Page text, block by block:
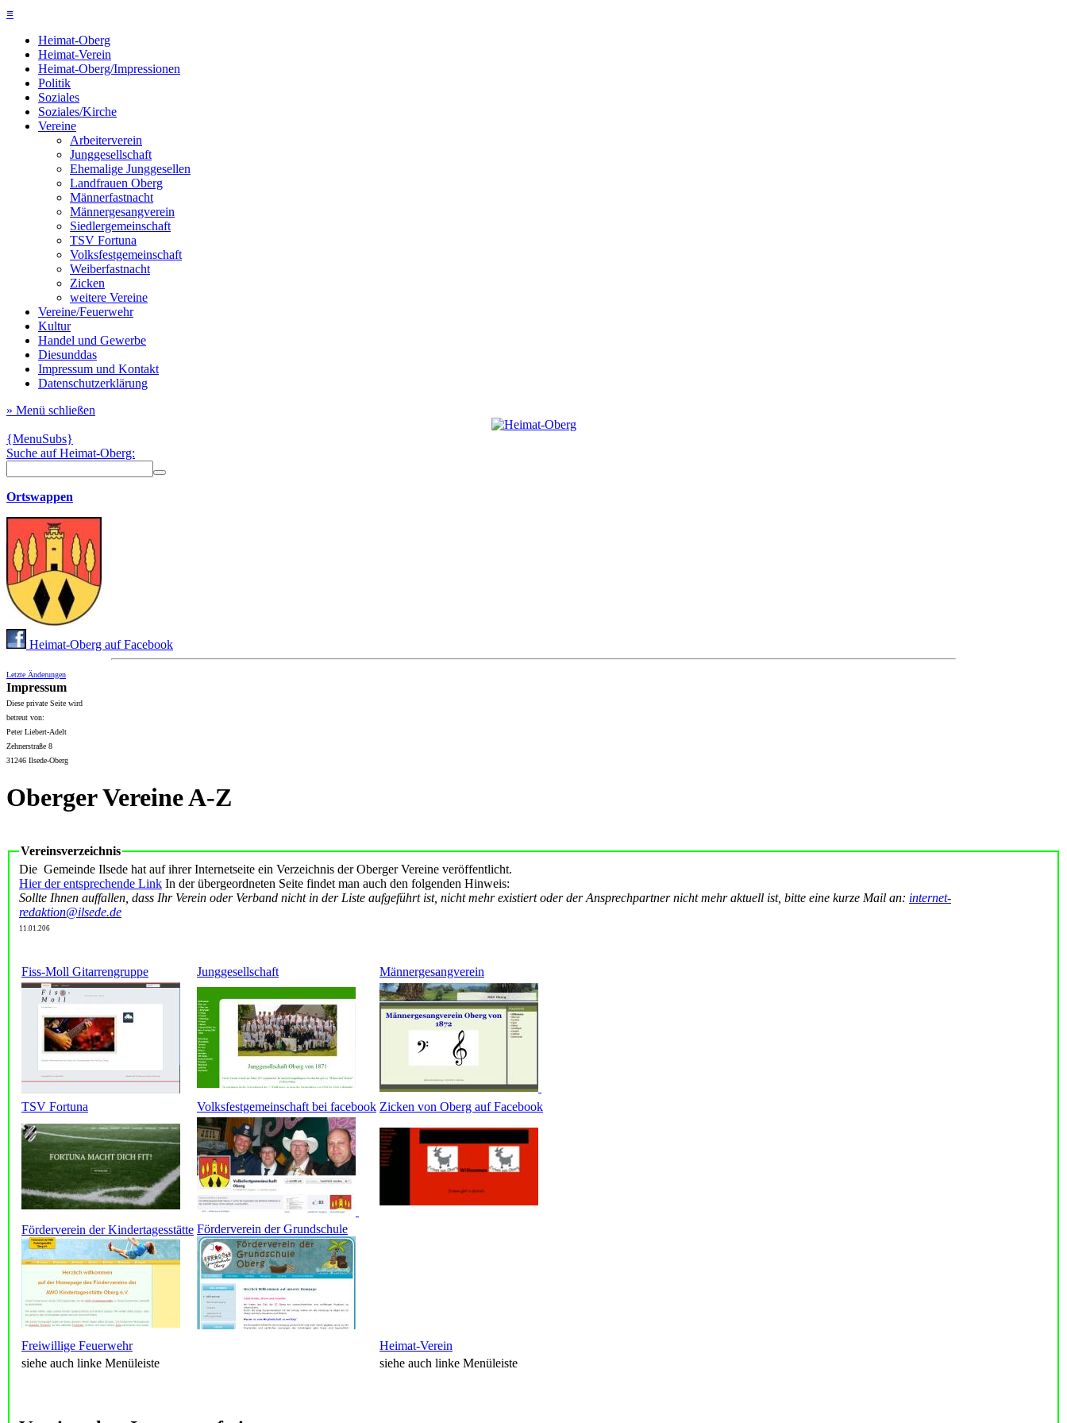
≡
Heimat-Oberg
Heimat-Verein
Heimat-Oberg/Impressionen
Politik
Soziales
Soziales/Kirche
Vereine
Arbeiterverein
Junggesellschaft
Ehemalige Junggesellen
Landfrauen Oberg
Männerfastnacht
Männergesangverein
Siedlergemeinschaft
TSV Fortuna
Volksfestgemeinschaft
Weiberfastnacht
Zicken
weitere Vereine
Vereine/Feuerwehr
Kultur
Handel und Gewerbe
Diesunddas
Impressum und Kontakt
Datenschutzerklärung
» Menü schließen
{MenuSubs}
Suche auf Heimat-Oberg:
Ortswappen
Heimat-Oberg auf Facebook
Letzte Änderungen
Impressum
Diese private Seite wird
betreut von:
Peter Liebert-Adelt
Zehnerstraße 8
31246 Ilsede-Oberg
Oberger Vereine A-Z
Vereinsverzeichnis
Die Gemeinde Ilsede hat auf ihrer Internetseite ein Verzeichnis der Oberger Vereine veröffentlicht.
Hier der entsprechende Link In der übergeordneten Seite findet man auch den folgenden Hinweis:
Sollte Ihnen auffallen, dass Ihr Verein oder Verband nicht in der Liste aufgeführt ist, nicht mehr existiert oder der Ansprechpartner nicht mehr aktuell ist, bitte eine kurze Mail an: internet-
redaktion@ilsede.de
11.01.206
Fiss-Moll Gitarrengruppe Junggesellschaft Männergesangverein
TSV Fortuna Volksfestgemeinschaft bei facebook Zicken von Oberg auf Facebook
Förderverein der Kindertagesstätte Förderverein der Grundschule
Freiwillige Feuerwehr
Heimat-Verein
siehe auch linke Menüleiste
siehe auch linke Menüleiste